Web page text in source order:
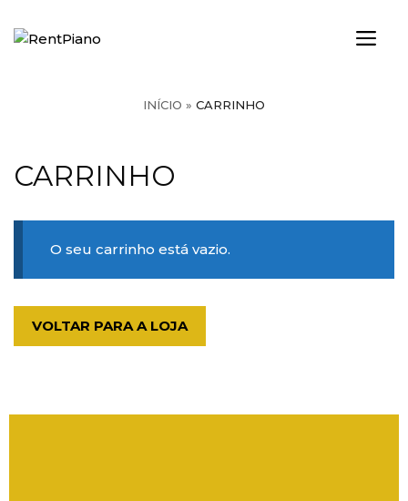
para
INÍCIO » CARRINHO
CARRINHO
O seu carrinho está vazio.
VOLTAR PARA A LOJA